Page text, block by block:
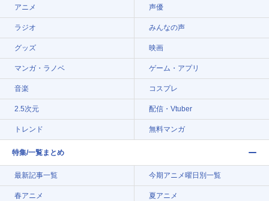
アニメ 声優
ラジオ みんなの声
グッズ 映画
マンガ・ラノベ ゲーム・アプリ
音楽 コスプレ
2.5次元 配信・Vtuber
トレンド 無料マンガ
特集/一覧まとめ
最新記事一覧 今期アニメ曜日別一覧
春アニメ 夏アニメ